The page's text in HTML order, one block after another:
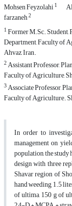
Mohsen Feyzolahi1
farzaneh2
1Former M.Sc.
Department, Faculty of
Ahvaz, Iran.
2Assistant Professor,
Faculty of Agriculture,
3Associate Professor,
Faculty of Agriculture.
In order to
management on
population, the study
design with three
Shavar region of
hand weeding, 1.5
of ultima, 150 g of